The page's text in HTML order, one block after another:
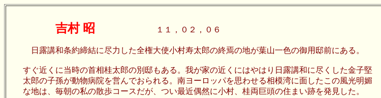
吉村 昭 １１，０２，０６
日露講和条約締結に尽力した全権大使小村寿太郎の終焉の地が葉山一色の御用邸前にある。
すぐ近くに当時の首相桂太郎の別邸もある。我が家の近くにはやはり日露講和に尽くした金子堅
太郎の子孫が動物病院を営んでおられる。南ヨーロッパを思わせる相模湾に面したこの風光明媚
な地は、毎朝の私の散歩コースだが、つい最近偶然に小村、桂両巨頭の住まい跡を発見した。